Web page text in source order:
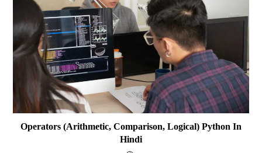
Operators (arithmetic, Comparison, Logical) Python In
Hindi